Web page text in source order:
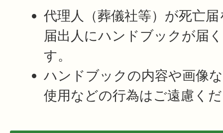
代理人（葬儀社等）が死亡
届出人にハンドブックが届
す。
ハンドブックの内容や画像
使用などの行為はご遠慮く